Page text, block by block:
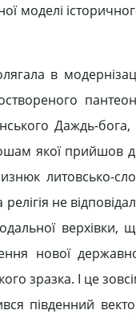
моделі
в
Даждь-бога,
якої прийшов
литовсько-
не
верхівки,
нової
зразка. І це
південний